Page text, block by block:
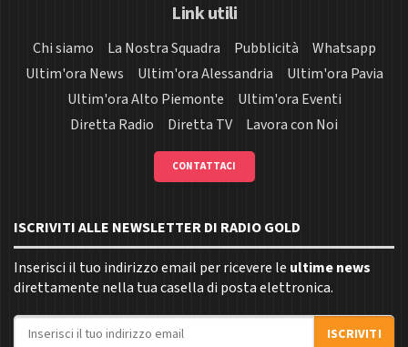
Link utili
Chi siamo La Nostra Squadra Pubblicità
Whatsapp
Ultim'ora News
Ultim'ora Alessandria
Ultim'ora Pavia
Ultim'ora Alto Piemonte
Ultim'ora Eventi
Diretta Radio
Diretta TV Lavora con Noi
CONTATTACI
ISCRIVITI ALLE NEWSLETTER DI RADIO GOLD
Inserisci il tuo indirizzo email per ricevere le ultime news
direttamente nella tua casella di posta elettronica.
Indirizzo email
ISCRIVITI